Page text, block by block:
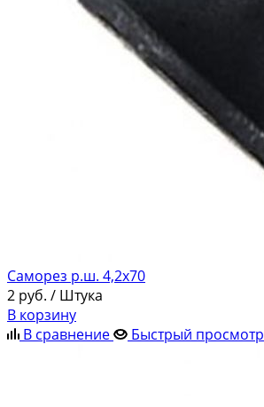
Саморез р.ш. 4,2х70
2 руб. / Штука
В корзину
В сравнение
Быстрый просмотр